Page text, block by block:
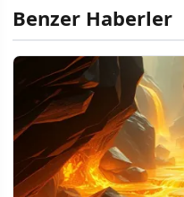
Benzer Haberler